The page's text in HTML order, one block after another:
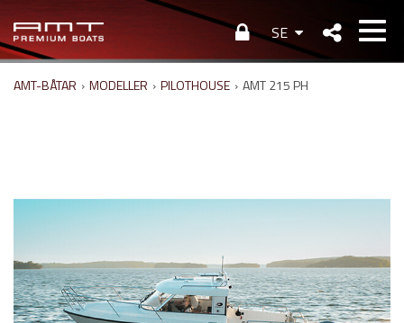
SE
AMT-BÅTAR › MODELLER › PILOTHOUSE › AMT 215 PH